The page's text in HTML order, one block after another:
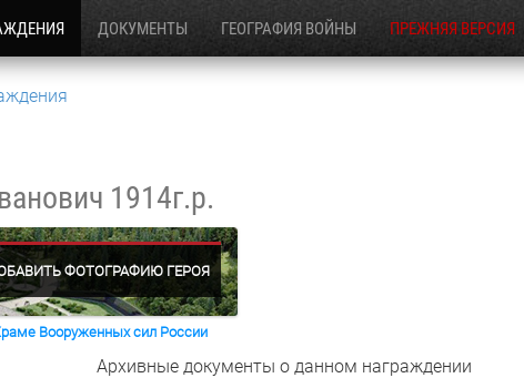
ДОКУМЕНТЫ ГЕОГРАФИЯ ВОЙНЫ ПРЕЖНЯЯ ВЕРСИЯ
1914г.р.
ФОТОГРАФИЮ ГЕРОЯ
Вооруженных сил России
Архивные документы о данном награждении